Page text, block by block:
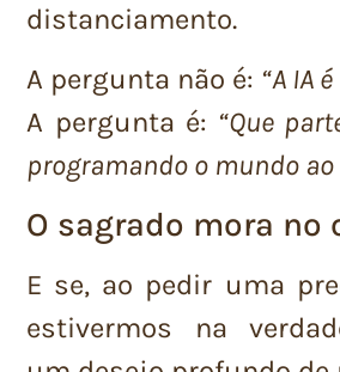
distanciamento.
A pergunta não é: “A IA
A pergunta é: “Que
programando o mundo ao
O sagrado mora no
E se, ao pedir uma
estivermos na